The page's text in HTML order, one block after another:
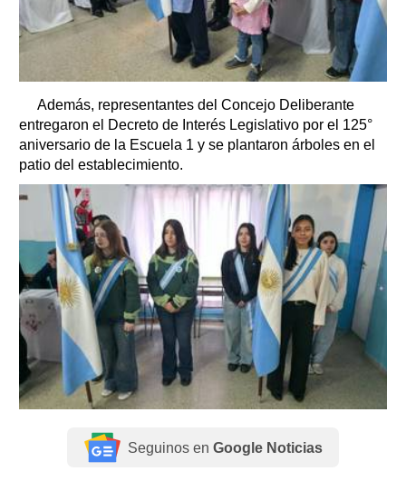
Además, representantes del Concejo Deliberante
entregaron el Decreto de Interés Legislativo por el 125°
aniversario de la Escuela 1 y se plantaron árboles en el
patio del establecimiento.
Seguinos en Google Noticias